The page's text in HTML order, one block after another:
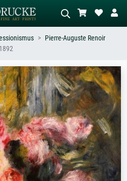
Beschreiben Sie die Szene – z.B. Grüne
Wiese, Abstrakt mit viel Rot, Dunkles
Ölgemälde, Stehender Akt neben einem
Baum.
Pierre-Auguste Renoir